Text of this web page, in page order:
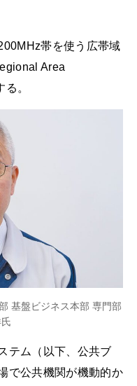
帯を使う広帯域
Area
。
基盤ビジネス本部 専門部
テム（以下、公共ブ
で公共機関が機動的か